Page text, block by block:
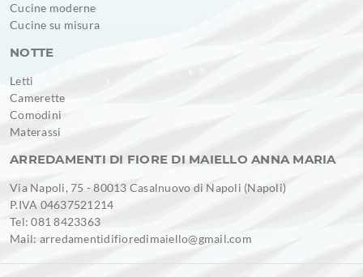
Cucine moderne
Cucine su misura
NOTTE
Letti
Camerette
Comodini
Materassi
ARREDAMENTI DI FIORE DI MAIELLO ANNA MARIA
Via Napoli, 75 - 80013 Casalnuovo di Napoli (Napoli)
P.IVA 04637521214
Tel: 081 8423363
Mail: arredamentidifioredimaiello@gmail.com